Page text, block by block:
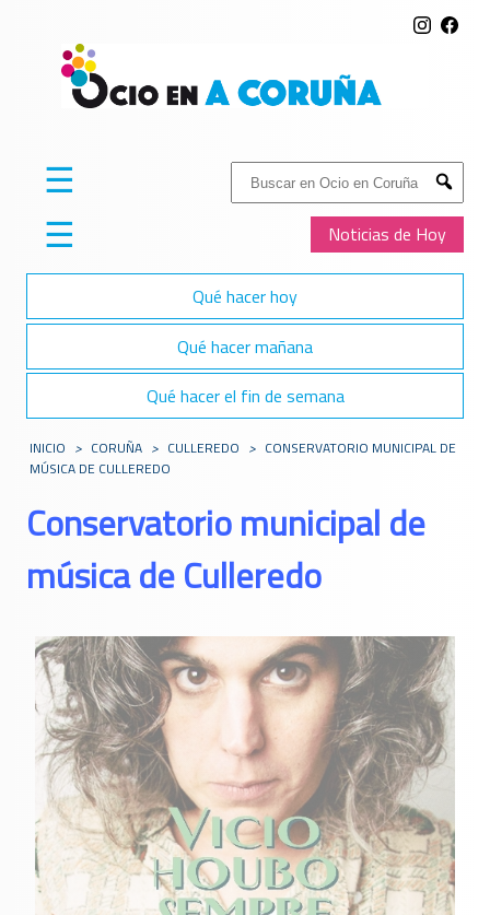
Buscar:
Submit
Noticias de Hoy
☰
☰
Qué hacer hoy
Qué hacer mañana
Qué hacer el fin de semana
INICIO > CORUÑA > CULLEREDO > CONSERVATORIO MUNICIPAL DE
MÚSICA DE CULLEREDO
Conservatorio municipal de
música de Culleredo